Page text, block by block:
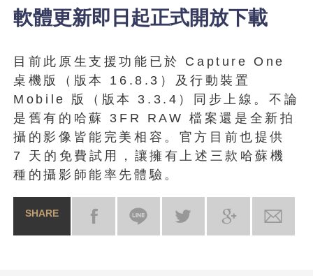
軟體更新即日起正式開放下載
目前此原生支援功能已於 Capture One
桌機版（版本 16.8.3）及行動裝置
Mobile 版（版本 3.3.4）同步上線。不論
是舊有的哈蘇 3FR RAW 檔案還是全新拍
攝的影像皆能完美相容。官方目前也提供
7 天的免費試用，讓擁有上述三款哈蘇機
種的攝影師能率先體驗。
SHARE